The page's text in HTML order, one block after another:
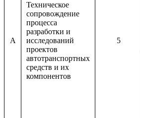
A
Техническое
сопровождение
процесса
разработки и
исследований
проектов
автотранспортных
средств и их
компонентов
5